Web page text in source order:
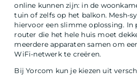
online kunnen zijn: in de
tuin of zelfs op het balkon. Mesh-
hiervoor een slimme oplossing. In
router die het hele huis moet
meerdere apparaten samen om
WiFi-netwerk te creëren.
Bij Yorcom kun je kiezen uit